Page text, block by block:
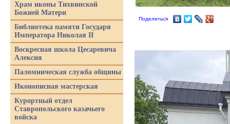
Поделиться
Храм иконы Тихвинской
Божией Матери
Библиотека памяти Государя
Императора Николая II
Воскресная школа Цесаревича
Алексия
Паломническая служба общины
Иконописная мастерская
Курортный отдел
Ставропольского казачьего
войска